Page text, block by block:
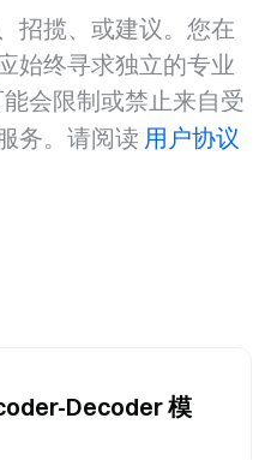
招揽、或建议。您在
始终寻求独立的专业
会限制或禁止来自受
务。请阅读 用户协议
Decoder 模